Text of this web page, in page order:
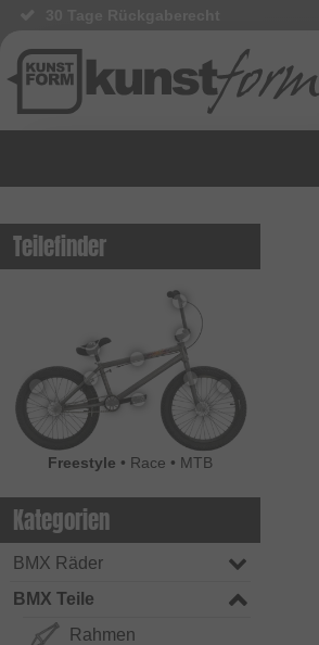
Teilefinder
Freestyle • Race • MTB
Kategorien
BMX Räder
BMX Teile
Rahmen